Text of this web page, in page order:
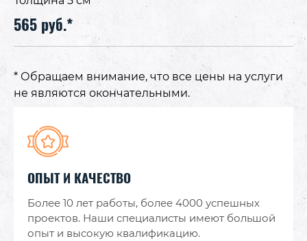
565 руб.*
* Обращаем внимание, что все цены на услуги
не являются окончательными.
ОПЫТ И КАЧЕСТВО
Более 10 лет работы, более 4000 успешных
проектов. Наши специалисты имеют большой
опыт и высокую квалификацию.